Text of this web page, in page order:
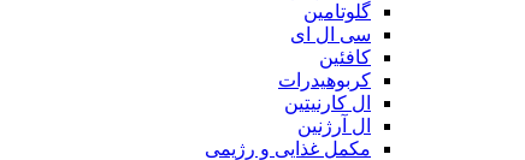
گلوتامین
سی ال ای
کافئین
کربوهیدرات
ال کارنیتین
ال آرژنین
مکمل غذایی و رژیمی